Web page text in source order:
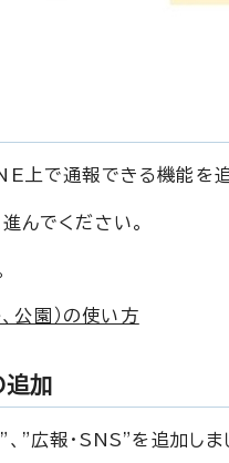
上で通報できる機能を追
んでください。
公園）の使い方
加
"広報・SNS"を追加しま